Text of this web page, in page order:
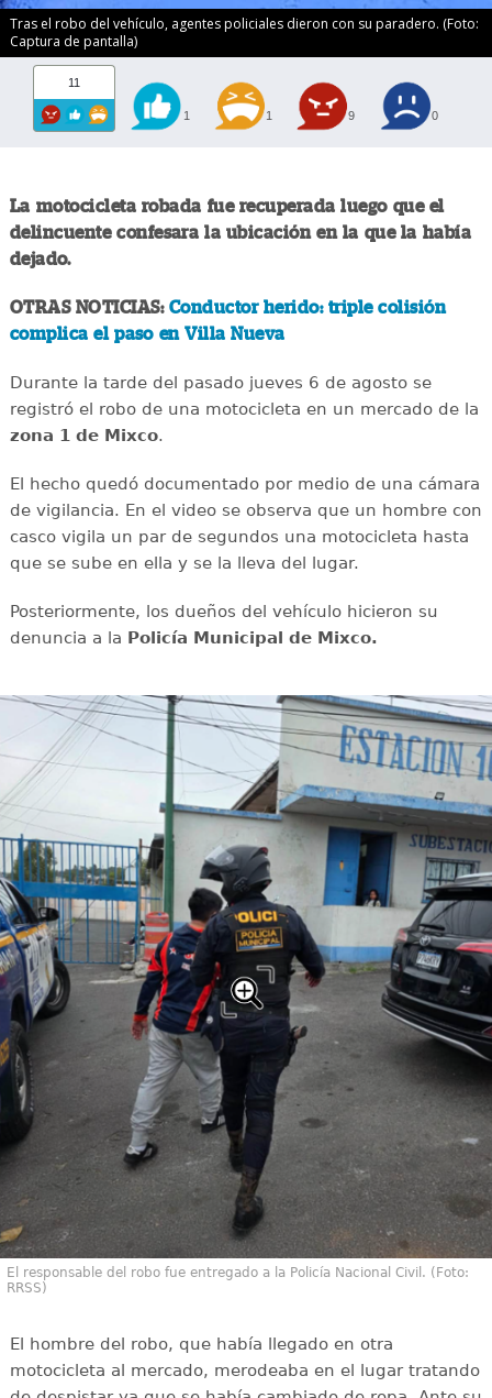
Tras el robo del vehículo, agentes policiales dieron con su paradero. (Foto:
Captura de pantalla)
11
1 1 9 0
La motocicleta robada fue recuperada luego que el
delincuente confesara la ubicación en la que la había
dejado.
OTRAS NOTICIAS: Conductor herido: triple colisión
complica el paso en Villa Nueva
Durante la tarde del pasado jueves 6 de agosto se
registró el robo de una motocicleta en un mercado de la
zona 1 de Mixco.
El hecho quedó documentado por medio de una cámara
de vigilancia. En el video se observa que un hombre con
casco vigila un par de segundos una motocicleta hasta
que se sube en ella y se la lleva del lugar.
Posteriormente, los dueños del vehículo hicieron su
denuncia a la Policía Municipal de Mixco.
El responsable del robo fue entregado a la Policía Nacional Civil. (Foto:
RRSS)
El hombre del robo, que había llegado en otra
motocicleta al mercado, merodeaba en el lugar tratando